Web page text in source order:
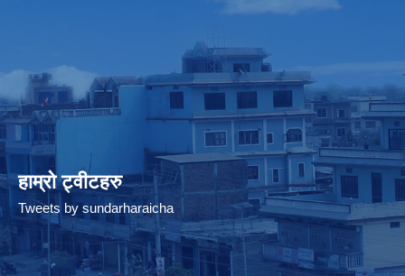
हाम्रो ट्वीटहरु
Tweets by sundarharaicha